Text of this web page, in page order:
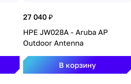
27 040 ₽
HPE JW028A - Aruba AP
Outdoor Antenna
В корзину